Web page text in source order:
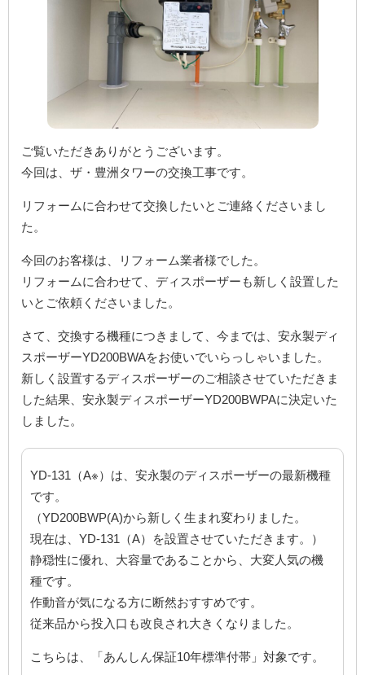
ご覧いただきありがとうございます。
今回は、ザ・豊洲タワーの交換工事です。
リフォームに合わせて交換したいとご連絡くださいまし
た。
今回のお客様は、リフォーム業者様でした。
リフォームに合わせて、ディスポーザーも新しく設置した
いとご依頼くださいました。
さて、交換する機種につきまして、今までは、安永製ディ
スポーザーYD200BWAをお使いでいらっしゃいました。
新しく設置するディスポーザーのご相談させていただきま
した結果、安永製ディスポーザーYD200BWPAに決定いた
しました。
YD-131（A※）は、安永製のディスポーザーの最新機種
です。
（YD200BWP(A)から新しく生まれ変わりました。
現在は、YD-131（A）を設置させていただきます。）
静穏性に優れ、大容量であることから、大変人気の機
種です。
作動音が気になる方に断然おすすめです。
従来品から投入口も改良され大きくなりました。
こちらは、「あんしん保証10年標準付帯」対象です。